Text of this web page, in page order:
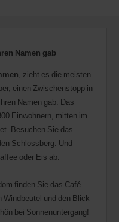
Namen gab
, zieht es die meisten
einen Zwischenstopp in
Namen gab. Das
Einwohnern, mitten im
Besuchen Sie das
Schlossberg. Und
oder Eis ab.
finden Sie das Café
Windbeutel und den Blick
bei Sonnenuntergang!